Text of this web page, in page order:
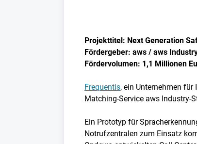
Projekttitel: Next Generation
Fördergeber: aws / aws
Fördervolumen: 1,1 Millionen
Frequentis, ein Unternehmen
Matching-Service aws Industry-
Ein Prototyp für
Notrufzentralen zum Einsatz